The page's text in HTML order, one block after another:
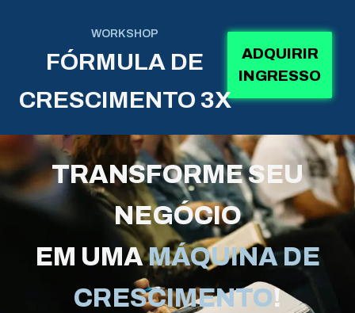
WORKSHOP
FÓRMULA DE
CRESCIMENTO 3X
ADQUIRIR
INGRESSO
TRANSFORME SEU
NEGÓCIO
EM UMAMÁQUINA DE
CRESCIMENTO!